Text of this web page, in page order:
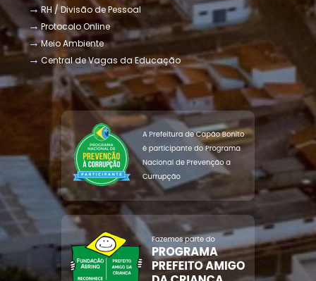
RH / Divisão de Pessoal
Protocolo Online
Meio Ambiente
Central de Vagas da Educação